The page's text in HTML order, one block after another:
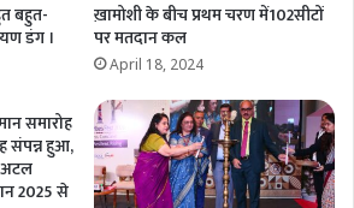
बहुत-
डंग ।
ख़ामोशी के बीच प्रथम चरण में102सीटों
पर मतदान कल
April 18, 2024
समारोह
संपन्न हुआ,
अटल
2025 से